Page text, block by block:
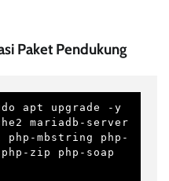
Paket Pendukung
apt upgrade -y
mariadb-server
php-mbstring php-
zip php-soap